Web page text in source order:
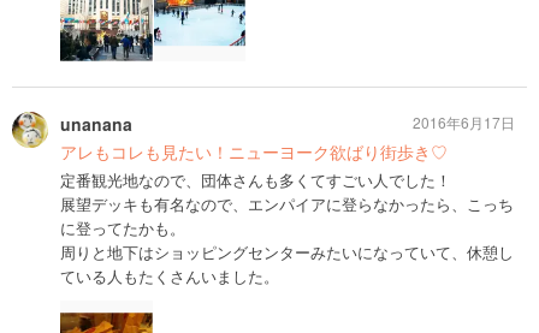
unanana
アレもコレも見たい！ニューヨーク欲ばり街歩き♡
定番観光地なので、団体さんも多くてすごい人でした！
展望デッキも有名なので、エンパイアに登らなかったら、こっち
に登ってたかも。
周りと地下はショッピングセンターみたいになっていて、休憩し
ている人もたくさんいました。
2016年6月17日